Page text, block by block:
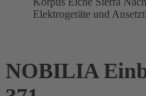
NOBILIA